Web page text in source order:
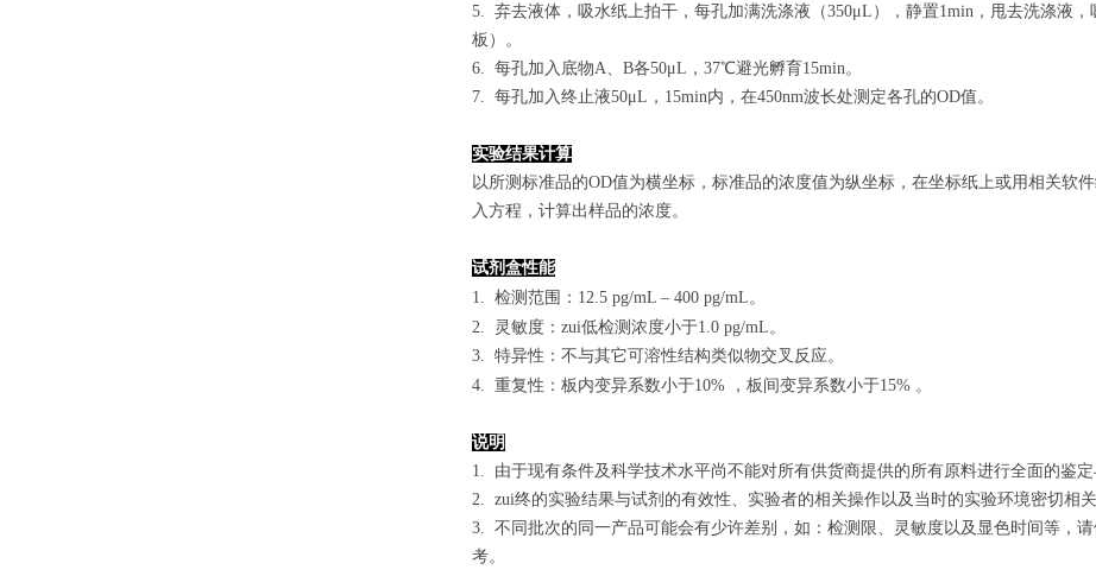
5. 弃去液体，吸水纸上拍干，每孔加满洗涤液 （350μL ）
，静置1min，甩去洗涤液
板）。
6. 每孔加入底物A、B各50μL，37℃避光孵育15min。
7. 每孔加入终止液50μL，15min内，在450nm波长处测定各孔的OD值。
实验结果计算
以所测标准品的OD值为横坐标， 标准品的浓度值为纵坐标，在坐标纸上或用相关软件
入方程，计算出样品的浓度。
试剂盒性能
1. 检测范围 ： 12.5 pg/mL – 400 pg/mL。
2. 灵敏度：zui低检测浓度小于1.0 pg/mL。
3. 特异性：不与其它可溶性结构类似物交叉反应。
4. 重复性：板内变异系数小于10% ， 板间变异系数小于15% 。
说明
1. 由于现有条件及科学技术水平尚不能对所有供货商提供的所有原料进行全面的鉴
2. zui终的实验结果与试剂的有效性、实验者的相关操作以及当时的实验环境密切相
3. 不同批次的同一产品可能会有少许差别，如：检测限、灵敏度以及显色时间等，
考。